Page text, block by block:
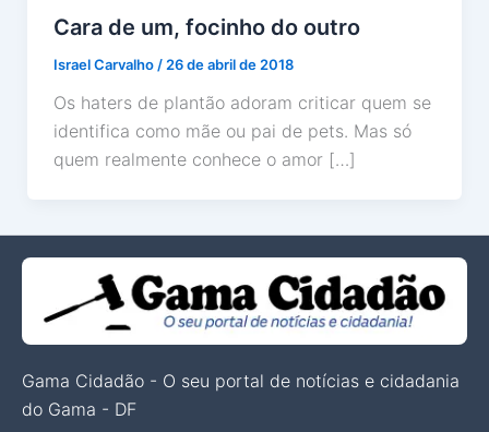
Cara de um, focinho do outro
Israel Carvalho / 26 de abril de 2018
Os haters de plantão adoram criticar quem se
identifica como mãe ou pai de pets. Mas só
quem realmente conhece o amor […]
Gama Cidadão - O seu portal de notícias e cidadania
do Gama - DF